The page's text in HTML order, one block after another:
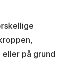
på grund